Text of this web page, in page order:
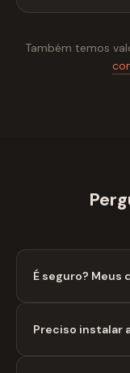
Também temos
É seguro?
Preciso instalar